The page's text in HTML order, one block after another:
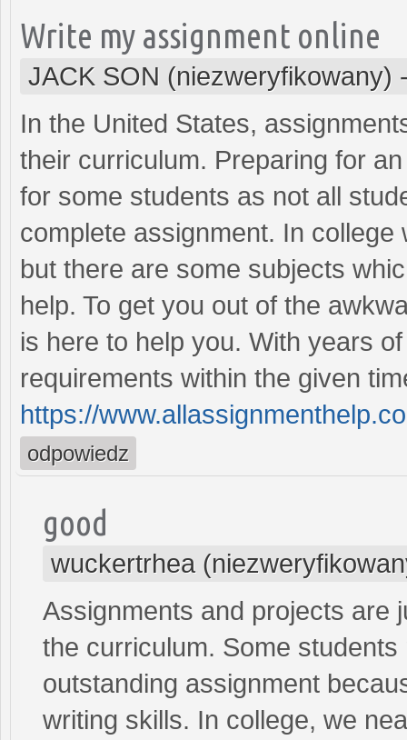
Write my assignment online
JACK SON (niezweryfikowany)
In the United States,
their curriculum. Preparing for
for some students as not all
complete assignment. In
but there are some subjects
help. To get you out of the
is here to help you. With years
requirements within the given
https://
odpowiedz
good
wuckertrhea
Assignments and projects are
the curriculum. Some
outstanding assignment
writing skills. In college, we